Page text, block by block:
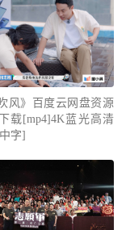
风》百度云网盘资源
载[mp4]4K蓝光高清
字]